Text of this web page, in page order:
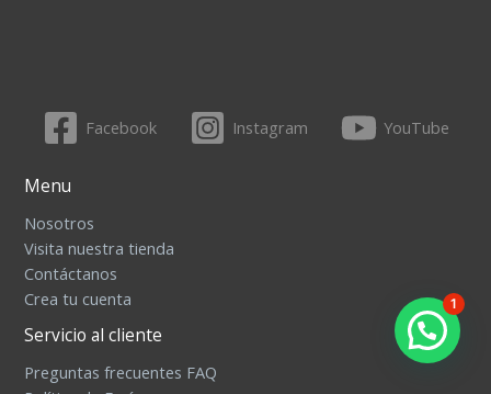
Facebook Instagram YouTube
Menu
Nosotros
Visita nuestra tienda
Contáctanos
Crea tu cuenta
Servicio al cliente
Preguntas frecuentes FAQ
1